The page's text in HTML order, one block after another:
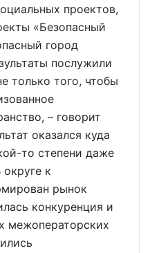
проектов,
«Безопасный
город
послужили
только того, чтобы
– говорит
оказался куда
то степени даже
к
рынок
конкуренция и
межоператорских